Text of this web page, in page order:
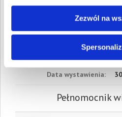
Zezwól na
Całkowita
wartość wierzytelności:
Prawomocny nakaz
zapłaty/
wyrok sądu z dnia:
6
Data wystawienia:
Pełnomocnik